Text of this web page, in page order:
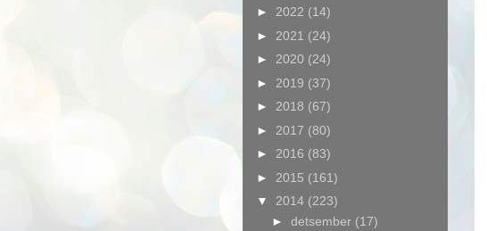
► 2022 (14)
► 2021 (24)
► 2020 (24)
► 2019 (37)
► 2018 (67)
► 2017 (80)
► 2016 (83)
► 2015 (161)
▼ 2014 (223)
► detsember (17)